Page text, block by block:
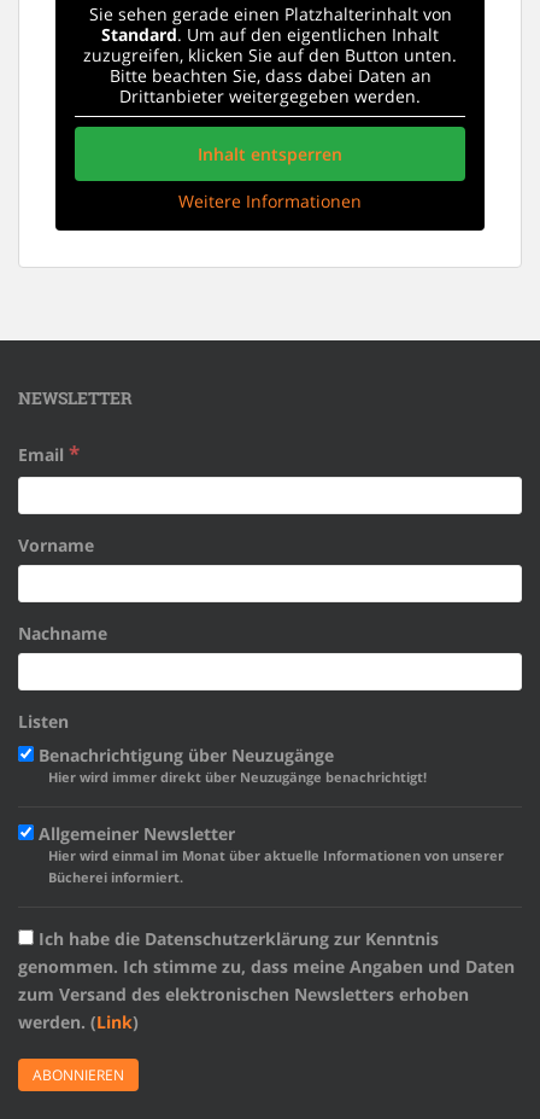
Sie sehen gerade einen Platzhalterinhalt von
Standard. Um auf den eigentlichen Inhalt
zuzugreifen, klicken Sie auf den Button unten.
Bitte beachten Sie, dass dabei Daten an
Drittanbieter weitergegeben werden.
Inhalt entsperren
Weitere Informationen
NEWSLETTER
Email *
Vorname
Nachname
Listen
Benachrichtigung über Neuzugänge
Hier wird immer direkt über Neuzugänge benachrichtigt!
Allgemeiner Newsletter
Hier wird einmal im Monat über aktuelle Informationen von unserer
Bücherei informiert.
Ich habe die Datenschutzerklärung zur Kenntnis
genommen. Ich stimme zu, dass meine Angaben und Daten
zum Versand des elektronischen Newsletters erhoben
werden. (Link)